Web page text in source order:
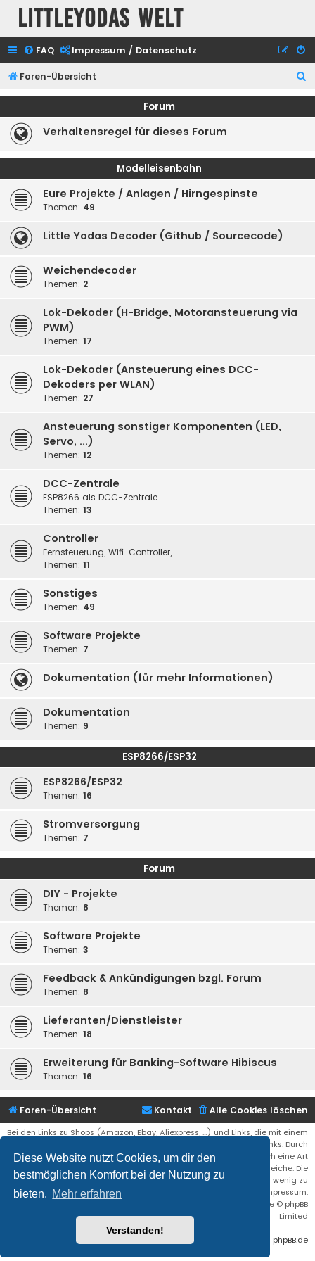
Diese Website nutzt Cookies, um dir den
bestmöglichen Komfort bei der Nutzung zu
bieten. Mehr erfahren
Verstanden!
Littleyodas Welt
FAQ Impressum / Datenschutz
Foren-Übersicht
u
Forum
Verhaltensregel für dieses Forum
Modelleisenbahn
Eure Projekte / Anlagen / Hirngespinste
Themen: 49
Little Yodas Decoder (Github / Sourcecode)
Weichendecoder
Themen: 2
Lok-Dekoder (H-Bridge, Motoransteuerung via
PWM)
Themen: 17
Lok-Dekoder (Ansteuerung eines DCC-
Dekoders per WLAN)
Themen: 27
Ansteuerung sonstiger Komponenten (LED,
Servo, ...)
Themen: 12
DCC-Zentrale
ESP8266 als DCC-Zentrale
Themen: 13
Controller
Fernsteuerung, Wifi-Controller, ...
Themen: 11
Sonstiges
Themen: 49
Software Projekte
Themen: 7
Dokumentation (für mehr Informationen)
Dokumentation
Themen: 9
ESP8266/ESP32
ESP8266/ESP32
Themen: 16
Stromversorgung
Themen: 7
Forum
DIY - Projekte
Themen: 8
Software Projekte
Themen: 3
Feedback & Ankündigungen bzgl. Forum
Themen: 8
Lieferanten/Dienstleister
Themen: 18
Erweiterung für Banking-Software Hibiscus
Themen: 16
Foren-Übersicht Alle Cookies löschen
Kontakt
Bei den Links zu Shops (Amazon, Ebay, Aliexpress, ...) und Links, die mit einem
Stern (*) markiert sind, kann es sich um sogenannte Affiliate Links. Durch
den Kauf eines Produktes über einen Affiliate Link erhälte ich eine Art
Umsatzbeteiligung gutgeschrieben. Für euch bleibt der Preis der gleiche. Die
Einnahmen helfen die Hostgebühren für diese Webseite ein wenig zu
reduzieren. Siehe auch das Impressum.
® Forum Software © phpBB
Limited
Deutsche Übersetzung durch phpBB.de